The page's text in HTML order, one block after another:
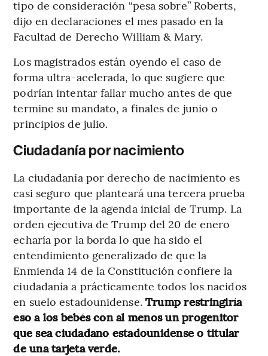
tipo de consideración “pesa sobre” Roberts,
dijo en declaraciones el mes pasado en la
Facultad de Derecho William & Mary.
Los magistrados están oyendo el caso de
forma ultra-acelerada, lo que sugiere que
podrían intentar fallar mucho antes de que
termine su mandato, a finales de junio o
principios de julio.
Ciudadanía por nacimiento
La ciudadanía por derecho de nacimiento es
casi seguro que planteará una tercera prueba
importante de la agenda inicial de Trump. La
orden ejecutiva de Trump del 20 de enero
echaría por la borda lo que ha sido el
entendimiento generalizado de que la
Enmienda 14 de la Constitución confiere la
ciudadanía a prácticamente todos los nacidos
en suelo estadounidense. Trump restringiría
eso a los bebés con al menos un progenitor
que sea ciudadano estadounidense o titular
de una tarjeta verde.